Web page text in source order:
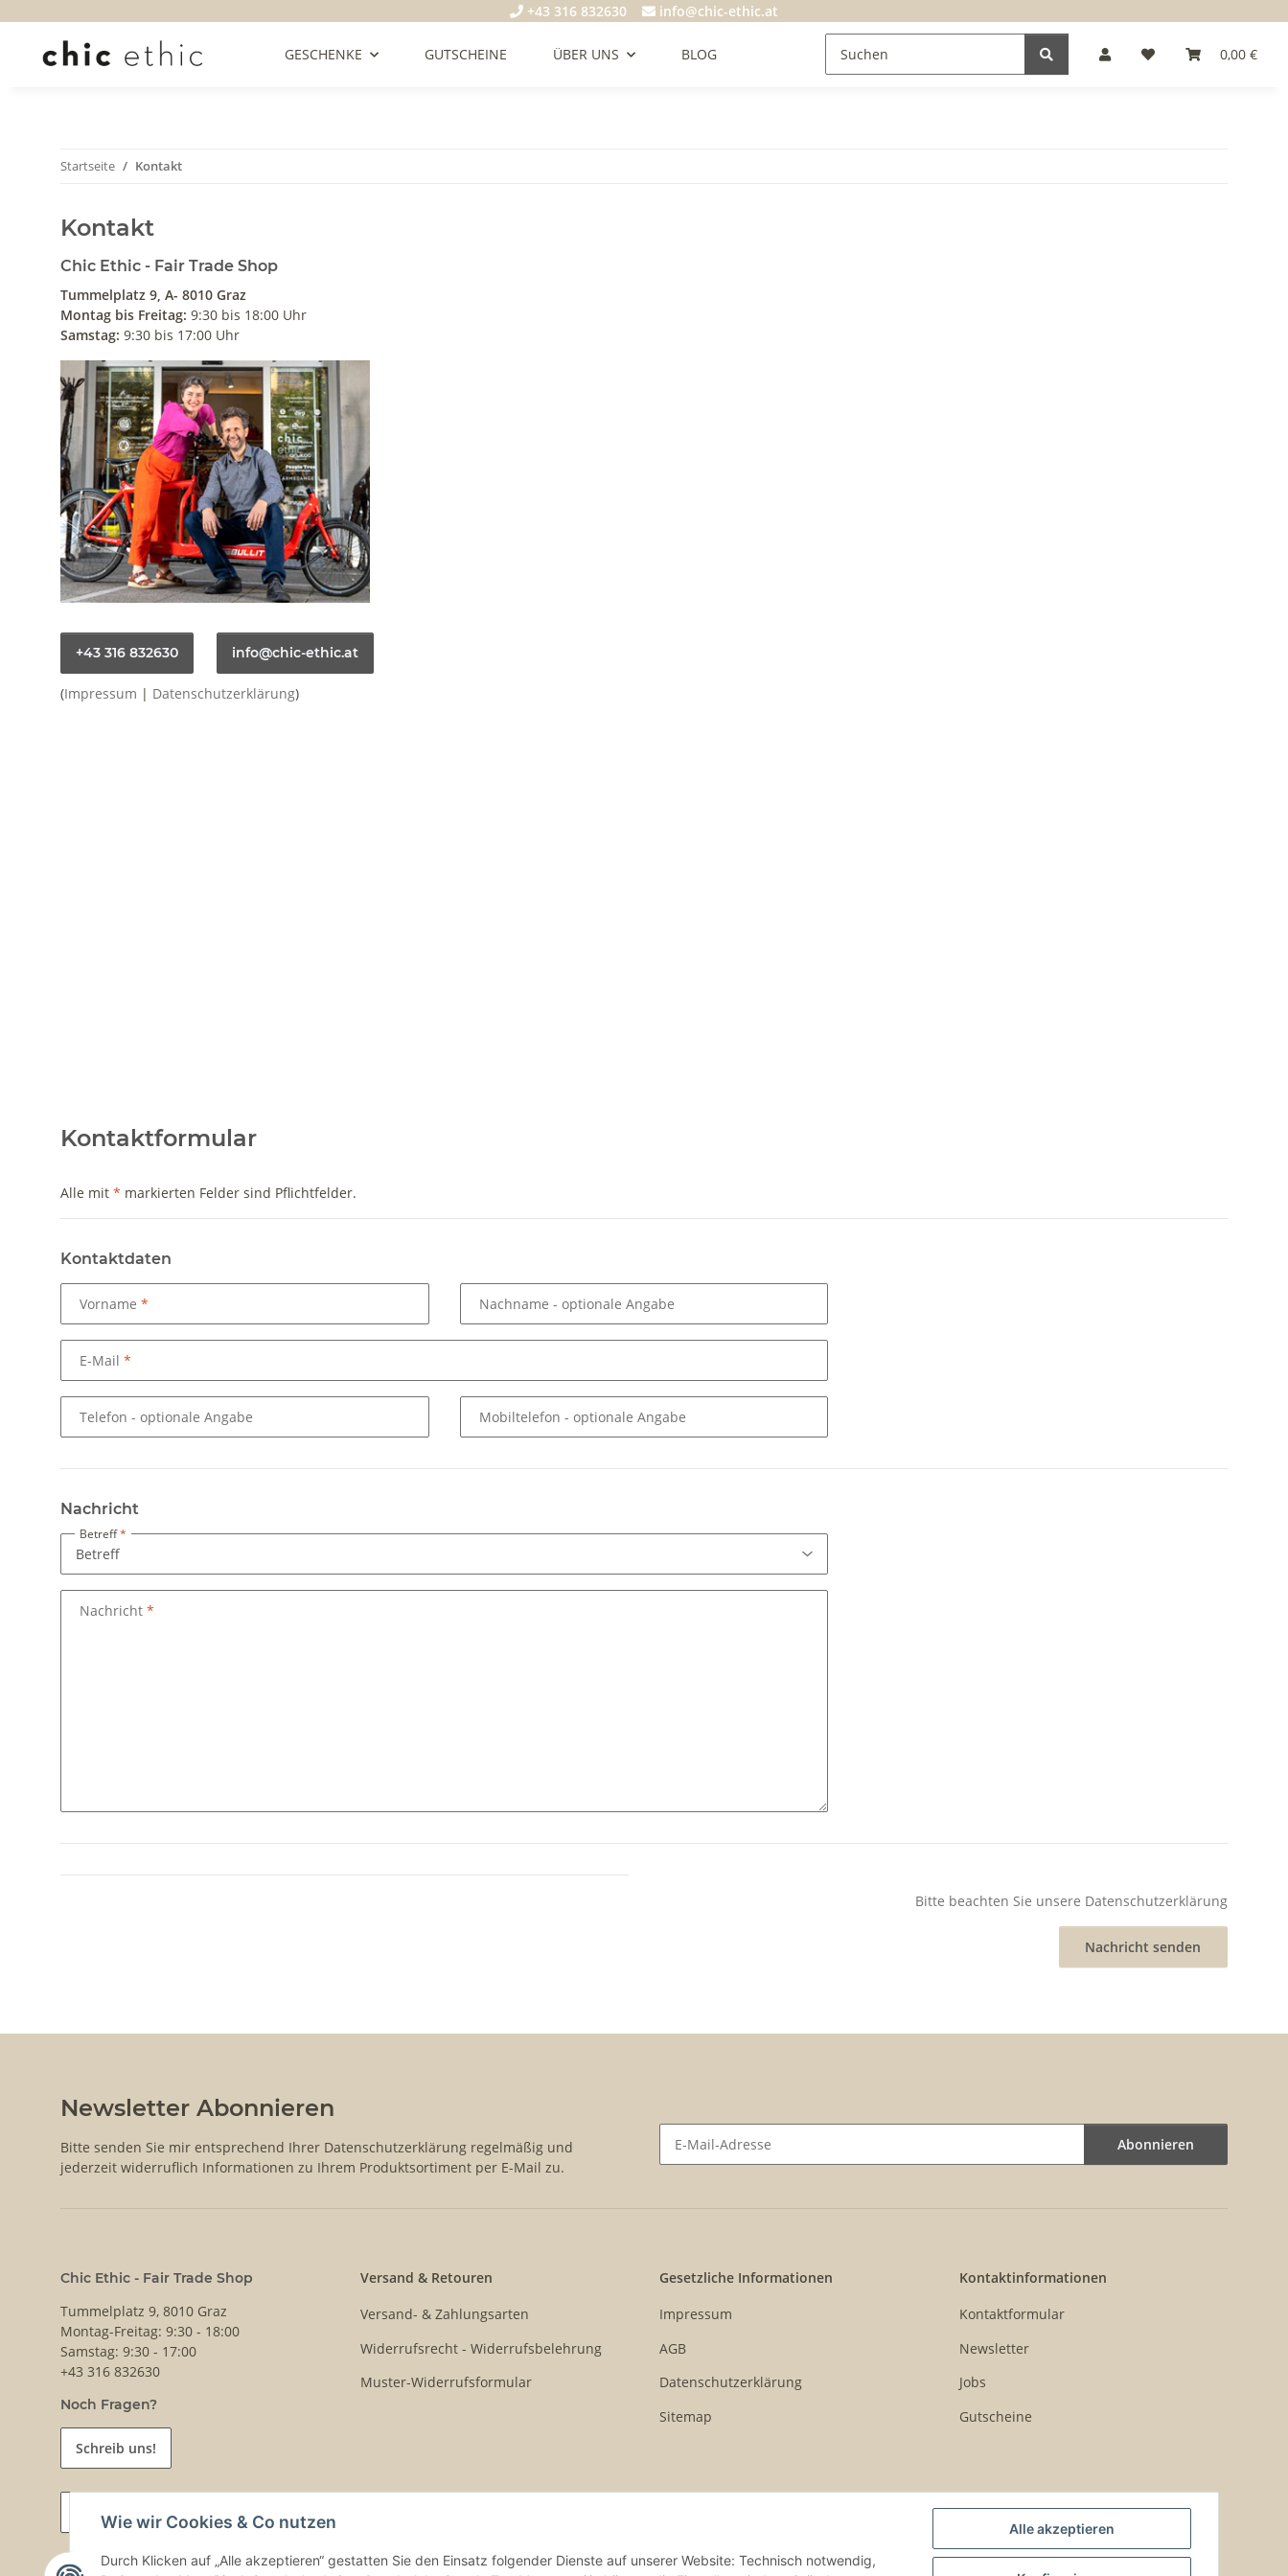
Alle akzeptieren
Wie wir Cookies & Co nutzen
Durch Klicken auf „Alle akzeptieren“ gestatten Sie den Einsatz folgender Dienste auf unserer Website: Technisch notwendig,
+43 316 832630 info@chic-ethic.at
0,00 €
GESCHENKE GUTSCHEINE ÜBER UNS BLOG
Startseite Kontakt
Kontakt
Chic Ethic - Fair Trade Shop
Tummelplatz 9, A- 8010 Graz
Montag bis Freitag: 9:30 bis 18:00 Uhr
Samstag: 9:30 bis 17:00 Uhr
+43 316 832630 info@chic-ethic.at
(Impressum | Datenschutzerklärung)
Kontaktformular
Alle mit * markierten Felder sind Pflichtfelder.
Kontaktdaten
Vorname Nachname - optionale Angabe
E-Mail
Telefon - optionale Angabe Mobiltelefon - optionale Angabe
Nachricht
Betreff
Nachricht
Bitte beachten Sie unsere Datenschutzerklärung
Nachricht senden
Newsletter Abonnieren
Bitte senden Sie mir entsprechend Ihrer Datenschutzerklärung regelmäßig und
jederzeit widerruflich Informationen zu Ihrem Produktsortiment per E-Mail zu.
Abonnieren
Chic Ethic - Fair Trade Shop
Tummelplatz 9, 8010 Graz
Montag-Freitag: 9:30 - 18:00
Samstag: 9:30 - 17:00
+43 316 832630
Noch Fragen?
Schreib uns!
Versand & Retouren
Versand- & Zahlungsarten
Widerrufsrecht - Widerrufsbelehrung
Muster-Widerrufsformular
Gesetzliche Informationen
Impressum
AGB
Datenschutzerklärung
Sitemap
Kontaktinformationen
Kontaktformular
Newsletter
Jobs
Gutscheine
Vertrag widerrufen